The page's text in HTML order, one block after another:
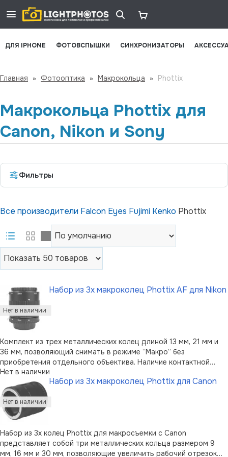
ДЛЯ IPHONE ФОТОВСПЫШКИ СИНХРОНИЗАТОРЫ
Главная » Фотооптика » Макрокольца » Phottix
Макрокольца Phottix для
Canon, Nikon и Sony
Фильтры
Все производители Falcon Eyes Fujimi Kenko Phottix
Набор из 3х макроколец Phottix AF для Nikon
Комплект из трех металлических колец длиной 13 мм, 21 мм и
36 мм, позволяющий снимать в режиме “Макро” без
приобретения отдельного объектива. Наличие контактной
группы, идеально совместимой с цифровыми камерами
компании Nikon, позволяет снимать в режиме
автофокусировки. Использование металла при п …
Нет в наличии
Набор из 3х макроколец Phottix для Canon
Набор из 3х колец Phottix для макросъемки с Canon
представляет собой три металлических кольца размером 9
мм, 16 мм и 30 мм, позволяющие увеличить рабочий отрезок